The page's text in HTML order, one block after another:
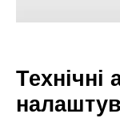
Технічні